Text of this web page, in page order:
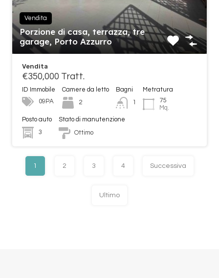
Vendita
Porzione di casa, terrazza, tre
garage, Porto Azzurro
Vendita
€350,000 Tratt.
ID Immobile
09PA
Camere da letto
2
Bagni
1
Metratura
75
Mq.
Posto auto
3
Stato di manutenzione
Ottimo
1 2 3 4 Successiva
Ultimo